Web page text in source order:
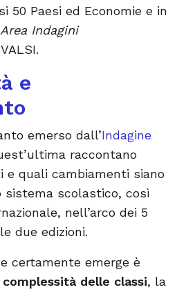
50 Paesi ed Economie e in
Area Indagini
e
emerso dall’Indagine
raccontano
e quali cambiamenti siano
sistema scolastico, così
nell’arco dei 5
due edizioni.
certamente emerge è
complessità delle classi, la